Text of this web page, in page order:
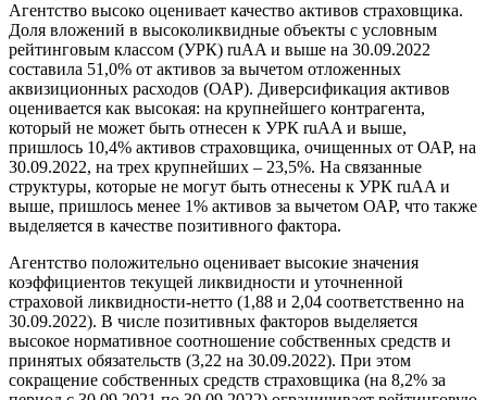
Агентство высоко оценивает качество активов страховщика.
Доля вложений в высоколиквидные объекты с условным
рейтинговым классом (УРК) ruAA и выше на 30.09.2022
составила 51,0% от активов за вычетом отложенных
аквизиционных расходов (ОАР). Диверсификация активов
оценивается как высокая: на крупнейшего контрагента,
который не может быть отнесен к УРК ruAA и выше,
пришлось 10,4% активов страховщика, очищенных от ОАР, на
30.09.2022, на трех крупнейших – 23,5%. На связанные
структуры, которые не могут быть отнесены к УРК ruAA и
выше, пришлось менее 1% активов за вычетом ОАР, что также
выделяется в качестве позитивного фактора.
Агентство положительно оценивает высокие значения
коэффициентов текущей ликвидности и уточненной
страховой ликвидности-нетто (1,88 и 2,04 соответственно на
30.09.2022). В числе позитивных факторов выделяется
высокое нормативное соотношение собственных средств и
принятых обязательств (3,22 на 30.09.2022). При этом
сокращение собственных средств страховщика (на 8,2% за